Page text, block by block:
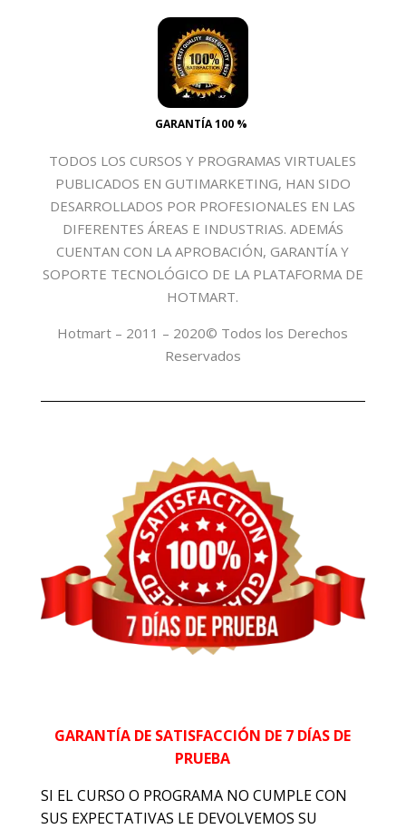
GARANTÍA 100 %
TODOS LOS CURSOS Y PROGRAMAS VIRTUALES
PUBLICADOS EN GUTIMARKETING, HAN SIDO
DESARROLLADOS POR PROFESIONALES EN LAS
DIFERENTES ÁREAS E INDUSTRIAS. ADEMÁS
CUENTAN CON LA APROBACIÓN, GARANTÍA Y
SOPORTE TECNOLÓGICO DE LA PLATAFORMA DE
HOTMART.
Hotmart – 2011 – 2020© Todos los Derechos
Reservados
GARANTÍA DE SATISFACCIÓN DE 7 DÍAS DE
PRUEBA
SI EL CURSO O PROGRAMA NO CUMPLE CON
SUS EXPECTATIVAS LE DEVOLVEMOS SU